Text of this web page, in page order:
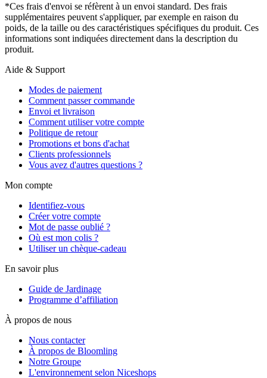
*Ces frais d'envoi se réfèrent à un envoi standard. Des frais
supplémentaires peuvent s'appliquer, par exemple en raison du
poids, de la taille ou des caractéristiques spécifiques du produit. Ces
informations sont indiquées directement dans la description du
produit.
Aide & Support
Modes de paiement
Comment passer commande
Envoi et livraison
Comment utiliser votre compte
Politique de retour
Promotions et bons d'achat
Clients professionnels
Vous avez d'autres questions ?
Mon compte
Identifiez-vous
Créer votre compte
Mot de passe oublié ?
Où est mon colis ?
Utiliser un chèque-cadeau
En savoir plus
Guide de Jardinage
Programme d’affiliation
À propos de nous
Nous contacter
À propos de Bloomling
Notre Groupe
L'environnement selon Niceshops